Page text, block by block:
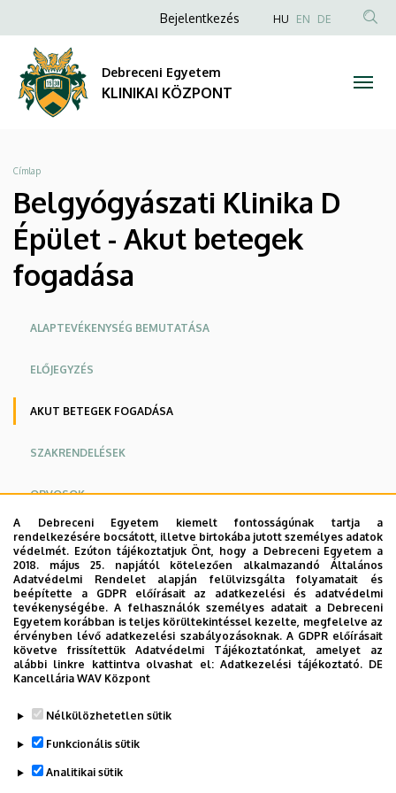
A Debreceni Egyetem kiemelt fontosságúnak tartja a
rendelkezésére bocsátott, illetve birtokába jutott személyes adatok
védelmét. Ezúton tájékoztatjuk Önt, hogy a Debreceni Egyetem a
2018. május 25. napjától kötelezően alkalmazandó Általános
Adatvédelmi Rendelet alapján felülvizsgálta folyamatait és
beépítette a GDPR előírásait az adatkezelési és adatvédelmi
tevékenységébe. A felhasználók személyes adatait a Debreceni
Egyetem korábban is teljes körültekintéssel kezelte, megfelelve az
érvényben lévő adatkezelési szabályozásoknak. A GDPR előírásait
követve frissítettük Adatvédelmi Tájékoztatónkat, amelyet az
alábbi linkre kattintva olvashat el:Adatkezelési tájékoztató. DE
Kancellária WAV Központ
Nélkülözhetetlen sütik
Funkcionális sütik
Analitikai sütik
Belgyógyászati
Klinika
D
Épület
Akut
betegek
fogadása
KÖZPONT
a
tartalomra
Anonim
fiók
menüje
Bejelentkezés HU EN DE
Debreceni Egyetem
KLINIKAI KÖZPONT
Morzsa
Címlap
Belgyógyászati Klinika D
Épület - Akut betegek
fogadása
Oldalmenü
ALAPTEVÉKENYSÉG BEMUTATÁSA
ELŐJEGYZÉS
AKUT BETEGEK FOGADÁSA
SZAKRENDELÉSEK
ORVOSOK
Oldalmenu
KEK
Angol
Oldalmenü
KEK
Német
Az előzetes időpontegyeztetés alapján érkező betegek
ellátása elsődleges, azonban kivételt képeznek a sürgős,
azonnali ellátást igénylő betegek, a mentőszolgálat által
szállított betegek, valamint az egészségügyi dolgozók
ellátásai.
A Sürgősségi ellátásról bővebben itt tájékozódhat.
Legutóbb frissítve: 2022. 08. 30. 10:40